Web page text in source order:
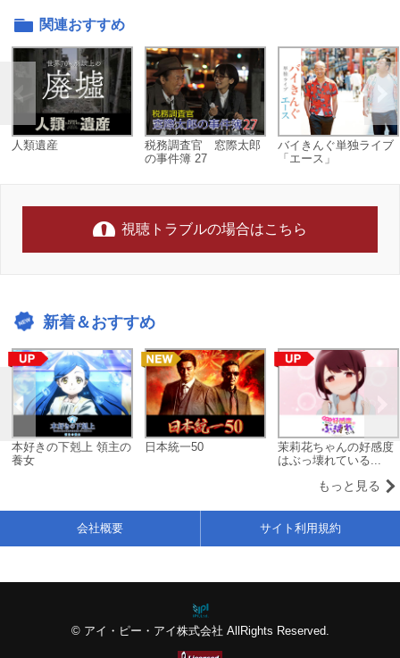
関連おすすめ
人類遺産
税務調査官 窓際太郎
の事件簿 27
バイきんぐ単独ライブ
「エース」
視聴トラブルの場合はこちら
新着＆おすすめ
本好きの下剋上 領主の
養女
日本統一50
茉莉花ちゃんの好感度
はぶっ壊れている...
もっと見る
© アイ・ピー・アイ株式会社 AllRights Reserved.
会社概要 サイト利用規約